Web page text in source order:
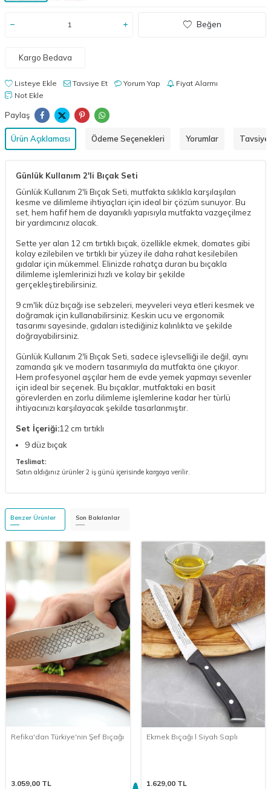
Beğen
Kargo Bedava
Listeye Ekle Tavsiye Et Yorum Yap
Fiyat Alarmı
Not Ekle
Paylaş
Ürün Açıklaması Ödeme Seçenekleri Yorumlar Tavsiye
Günlük Kullanım 2'li Bıçak Seti
Günlük Kullanım 2'li Bıçak Seti, mutfakta sıklıkla karşılaşılan
kesme ve dilimleme ihtiyaçları için ideal bir çözüm sunuyor. Bu
set, hem hafif hem de dayanıklı yapısıyla mutfakta vazgeçilmez
bir yardımcınız olacak.
Sette yer alan 12 cm tırtıklı bıçak, özellikle ekmek, domates gibi
kolay ezilebilen ve tırtıklı bir yüzey ile daha rahat kesilebilen
gıdalar için mükemmel. Elinizde rahatça duran bu bıçakla
dilimleme işlemlerinizi hızlı ve kolay bir şekilde
gerçekleştirebilirsiniz.
9 cm'lik düz bıçağı ise sebzeleri, meyveleri veya etleri kesmek ve
doğramak için kullanabilirsiniz. Keskin ucu ve ergonomik
tasarımı sayesinde, gıdaları istediğiniz kalınlıkta ve şekilde
doğrayabilirsiniz.
Günlük Kullanım 2'li Bıçak Seti, sadece işlevselliği ile değil, aynı
zamanda şık ve modern tasarımıyla da mutfakta öne çıkıyor.
Hem profesyonel aşçılar hem de evde yemek yapmayı sevenler
için ideal bir seçenek. Bu bıçaklar, mutfaktaki en basit
görevlerden en zorlu dilimleme işlemlerine kadar her türlü
ihtiyacınızı karşılayacak şekilde tasarlanmıştır.
Set İçeriği:12 cm tırtıklı
9 düz bıçak
Teslimat:
Satın aldığınız ürünler 2 iş günü içerisinde kargoya verilir.​
Benzer Ürünler Son Bakılanlar
Refika'dan Türkiye'nin Şef Bıçağı
3.059,00 TL
Ekmek Bıçağı l Siyah Saplı
1.629,00TL